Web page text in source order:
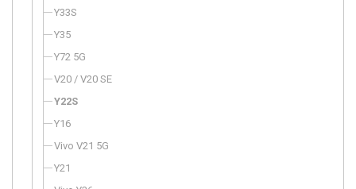
Y33S
Y35
Y72 5G
V20 / V20 SE
Y22S
Y16
Vivo V21 5G
Y21